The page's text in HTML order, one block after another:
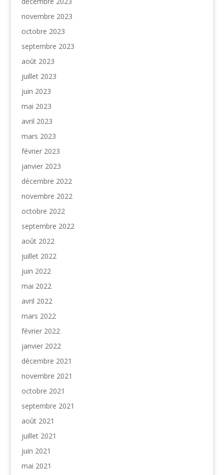
novembre 2023
octobre 2023
septembre 2023
août 2023
juillet 2023
juin 2023
mai 2023
avril 2023
mars 2023
février 2023
janvier 2023
décembre 2022
novembre 2022
octobre 2022
septembre 2022
août 2022
juillet 2022
juin 2022
mai 2022
avril 2022
mars 2022
février 2022
janvier 2022
décembre 2021
novembre 2021
octobre 2021
septembre 2021
août 2021
juillet 2021
juin 2021
mai 2021